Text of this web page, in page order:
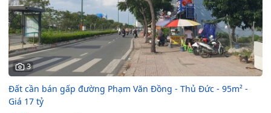
3
Đất cần bán gấp đường Phạm Văn Đồng - Thủ Đức - 95m² -
Giá 17 tỷ